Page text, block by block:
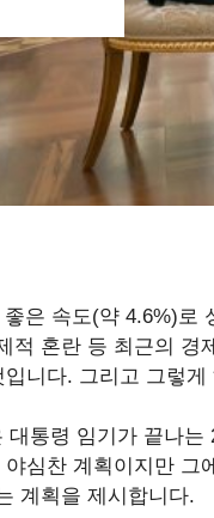
은 속도(약 4.6%)로
혼란 등 최근의 경
니다. 그리고 그렇
통령 임기가 끝나는
심찬 계획이지만 그
계획을 제시합니다.